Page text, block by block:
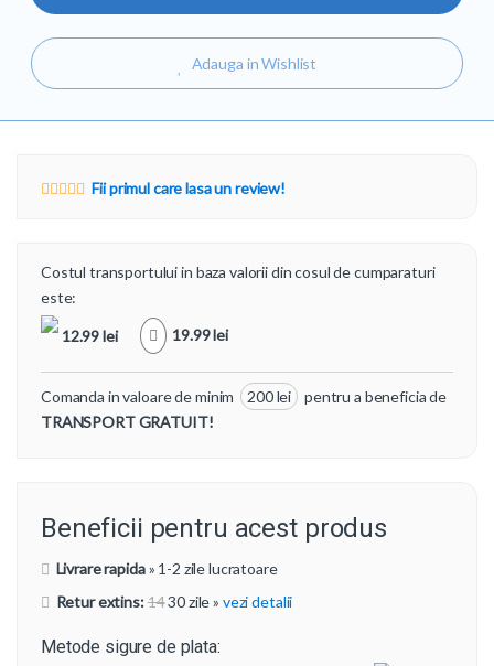
Adauga in Wishlist
Fii primul care lasa un review!
Costul transportului in baza valorii din cosul de cumparaturi
este:
12.99 lei 19.99 lei
Comanda in valoare de minim 200 lei
pentru a beneficia de
TRANSPORT GRATUIT!
Beneficii pentru acest produs
Livrare rapida» 1-2 zile lucratoare
Retur extins:1430 zile» vezi detalii
Metode sigure de plata: